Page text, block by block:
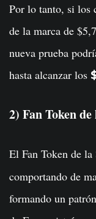
Por lo tanto, si los
de la marca de
nueva prueba
hasta alcanzar los
2) Fan Token
El Fan Token de la
comportando de
formando un